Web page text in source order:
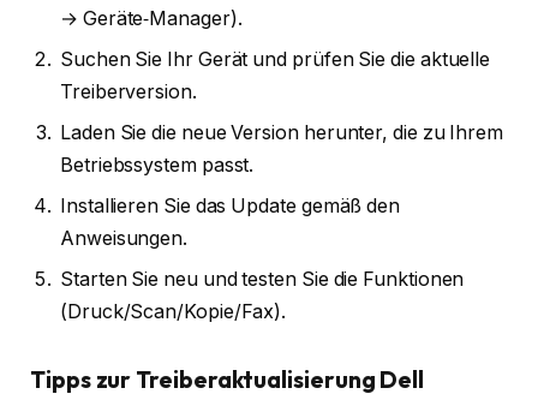
→ Geräte‑Manager).
Suchen Sie Ihr Gerät und prüfen Sie die aktuelle
Treiberversion.
Laden Sie die neue Version herunter, die zu Ihrem
Betriebssystem passt.
Installieren Sie das Update gemäß den
Anweisungen.
Starten Sie neu und testen Sie die Funktionen
(Druck/Scan/Kopie/Fax).
Tipps zur Treiberaktualisierung Dell